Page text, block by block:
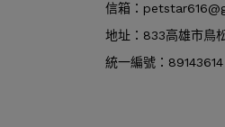
信箱：
地址：833高雄市鳥
統一編號：89143614